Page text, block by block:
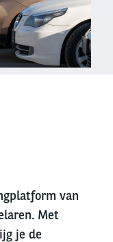
van
Met
je de